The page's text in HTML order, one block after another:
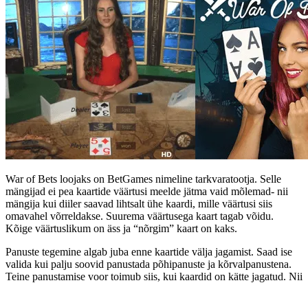
War of Bets loojaks on BetGames nimeline tarkvaratootja. Selle
mängijad ei pea kaartide väärtusi meelde jätma vaid mõlemad- nii
mängija kui diiler saavad lihtsalt ühe kaardi, mille väärtusi siis
omavahel võrreldakse. Suurema väärtusega kaart tagab võidu.
Kõige väärtuslikum on äss ja “nõrgim” kaart on kaks.
Panuste tegemine algab juba enne kaartide välja jagamist. Saad ise
valida kui palju soovid panustada põhipanuste ja kõrvalpanustena.
Teine panustamise voor toimub siis, kui kaardid on kätte jagatud. Nii